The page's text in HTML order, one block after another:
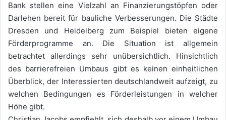
Bank stellen eine Vielzahl an Finanzierungstöpfen oder
Darlehen bereit für bauliche Verbesserungen. Die Städte
Dresden und Heidelberg zum Beispiel bieten eigene
Förderprogramme an. Die Situation ist allgemein
betrachtet allerdings sehr unübersichtlich. Hinsichtlich
des barrierefreien Umbaus gibt es keinen einheitlichen
Überblick, der Interessierten deutschlandweit aufzeigt, zu
welchen Bedingungen es Förderleistungen in welcher
Höhe gibt.